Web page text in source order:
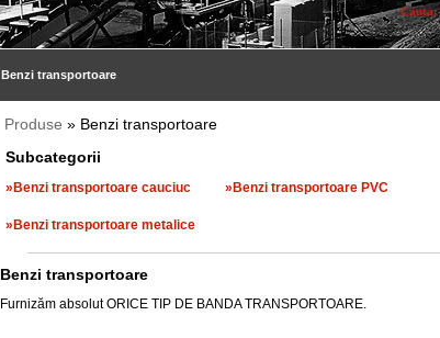
Cauta:
Benzi transportoare
Produse » Benzi transportoare
Subcategorii
»Benzi transportoare cauciuc »Benzi transportoare PVC
»Benzi transportoare metalice
Benzi transportoare
Furnizăm absolut ORICE TIP DE BANDA TRANSPORTOARE.